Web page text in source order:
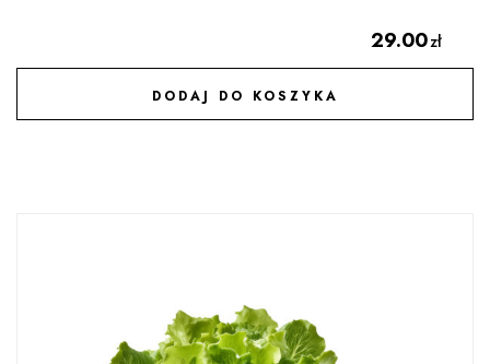
29.00zł
DODAJ DO KOSZYKA
DODAJ DO ULUBIONYCH